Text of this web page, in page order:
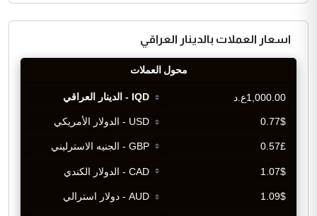
اسعار العملات بالدينار العراقي